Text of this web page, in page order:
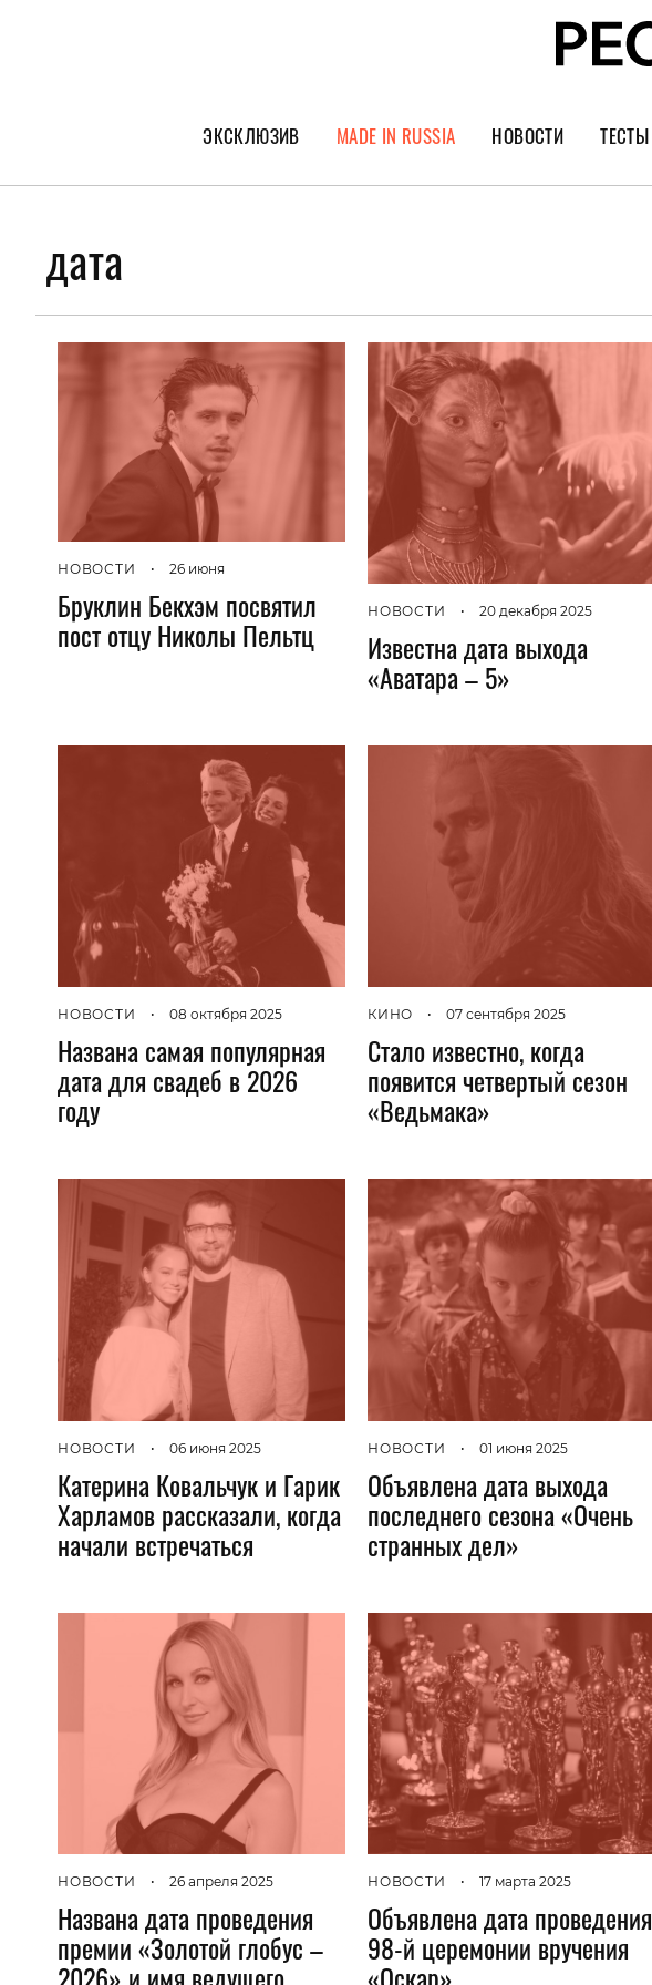
ЭКСКЛЮЗИВ
ГЕРОИ PEOPLETALK
ПОКОЛЕНИЕ
MADE IN RUSSIA НОВОСТИ ТЕСТЫ
дата
НОВОСТИ • 26 июня
Бруклин Бекхэм посвятил
пост отцу Николы Пельтц
НОВОСТИ • 20 декабря 2025
Известна дата выхода
«Аватара – 5»
НОВОСТИ • 08 октября 2025
Названа самая популярная
дата для свадеб в 2026
году
КИНО • 07 сентября 2025
Стало известно, когда
появится четвертый сезон
«Ведьмака»
НОВОСТИ • 06 июня 2025
Катерина Ковальчук и Гарик
Харламов рассказали, когда
начали встречаться
НОВОСТИ • 01 июня 2025
Объявлена дата выхода
последнего сезона «Очень
странных дел»
НОВОСТИ • 26 апреля 2025
Названа дата проведения
премии «Золотой глобус –
НОВОСТИ • 17 марта 2025
Объявлена дата проведения
98-й церемонии вручения